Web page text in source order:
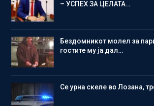
– УСПЕХ ЗА ЦЕЛАТА…
Бездомникот молел за
гостите му ја дал…
Се урна скеле во Лозана,